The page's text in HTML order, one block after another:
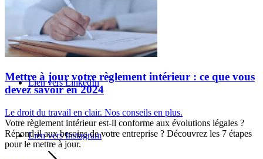
Menu Menu
Lien vers LinkedIn
Lien vers Instagram
Mettre à jour votre règlement intérieur : ce que vous
devez savoir en 2024
Le droit du travail en clair. Nos conseils en plus.
Votre règlement intérieur est-il conforme aux évolutions légales ?
Répond-il aux besoins de votre entreprise ? Découvrez les 7 étapes
pour le mettre à jour.